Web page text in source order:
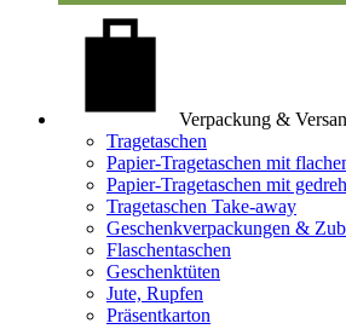
Verpackung &
Tragetaschen
Papier-Tragetaschen mit
Papier-Tragetaschen mit
Tragetaschen Take-away
Geschenkverpackungen &
Flaschentaschen
Geschenktüten
Jute, Rupfen
Präsentkarton